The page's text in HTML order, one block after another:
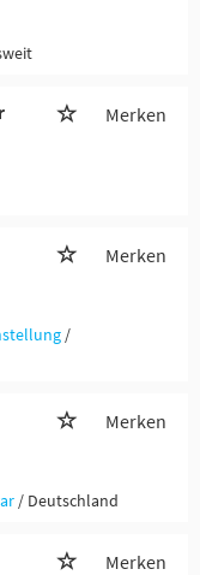
Merken
Merken
/
Merken
/ Deutschland
Merken